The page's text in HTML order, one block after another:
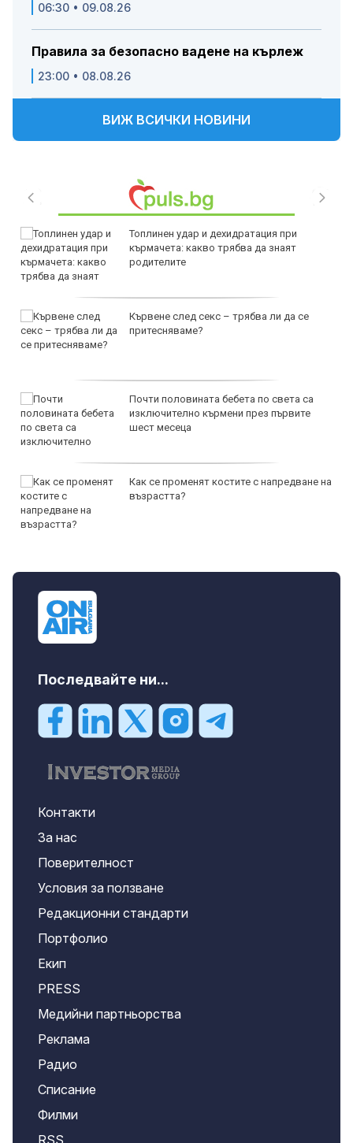
06:30 • 09.08.26
Правила за безопасно вадене на кърлеж
23:00 • 08.08.26
ВИЖ ВСИЧКИ НОВИНИ
Топлинен удар и дехидратация при
кърмачета: какво трябва да знаят
родителите
Кървене след секс – трябва ли да се
притесняваме?
Почти половината бебета по света са
изключително кърмени през първите
шест месеца
Как се променят костите с напредване на
възрастта?
Последвайте ни...
Контакти
За нас
Поверителност
Условия за ползване
Редакционни стандарти
Портфолио
Екип
PRESS
Медийни партньорства
Реклама
Радио
Списание
Филми
RSS